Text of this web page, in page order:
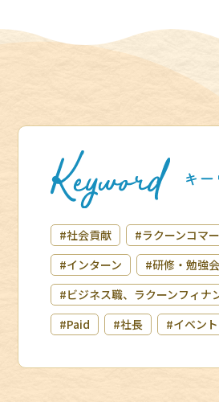
#社会貢献 #ラクーンコマ
#インターン
#研修・勉強会
#ビジネス職、ラクーンフィナ
#Paid
#社長 #イベント